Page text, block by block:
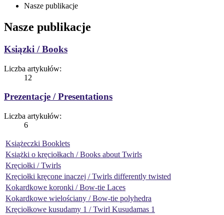
Nasze publikacje
Nasze publikacje
Ksiązki / Books
Liczba artykułów:
12
Prezentacje / Presentations
Liczba artykułów:
6
Książeczki Booklets
Książki o kręciołkach / Books about Twirls
Kręciołki / Twirls
Kręciołki kręcone inaczej / Twirls differently twisted
Kokardkowe koronki / Bow-tie Laces
Kokardkowe wielościany / Bow-tie polyhedra
Kręciołkowe kusudamy 1 / Twirl Kusudamas 1